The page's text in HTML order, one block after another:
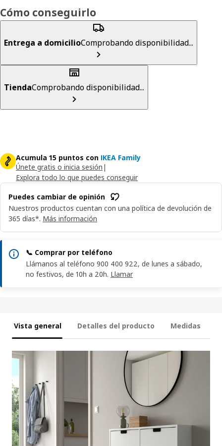
Cómo conseguirlo
Entrega a domicilioComprobando disponibilidad...
TiendaComprobando disponibilidad...
Acumula 15 puntos con IKEA Family
Únete gratis o inicia sesión |
Explora todo lo que puedes conseguir
Puedes cambiar de opinión
Nuestros productos cuentan con una política de devolución de
365 días*. Más información
📞 Comprar por teléfono
Llámanos al teléfono 900 400 922, de lunes a sábado,
no festivos, de 10h a 20h. Llamar
Vista general Detalles del producto Medidas